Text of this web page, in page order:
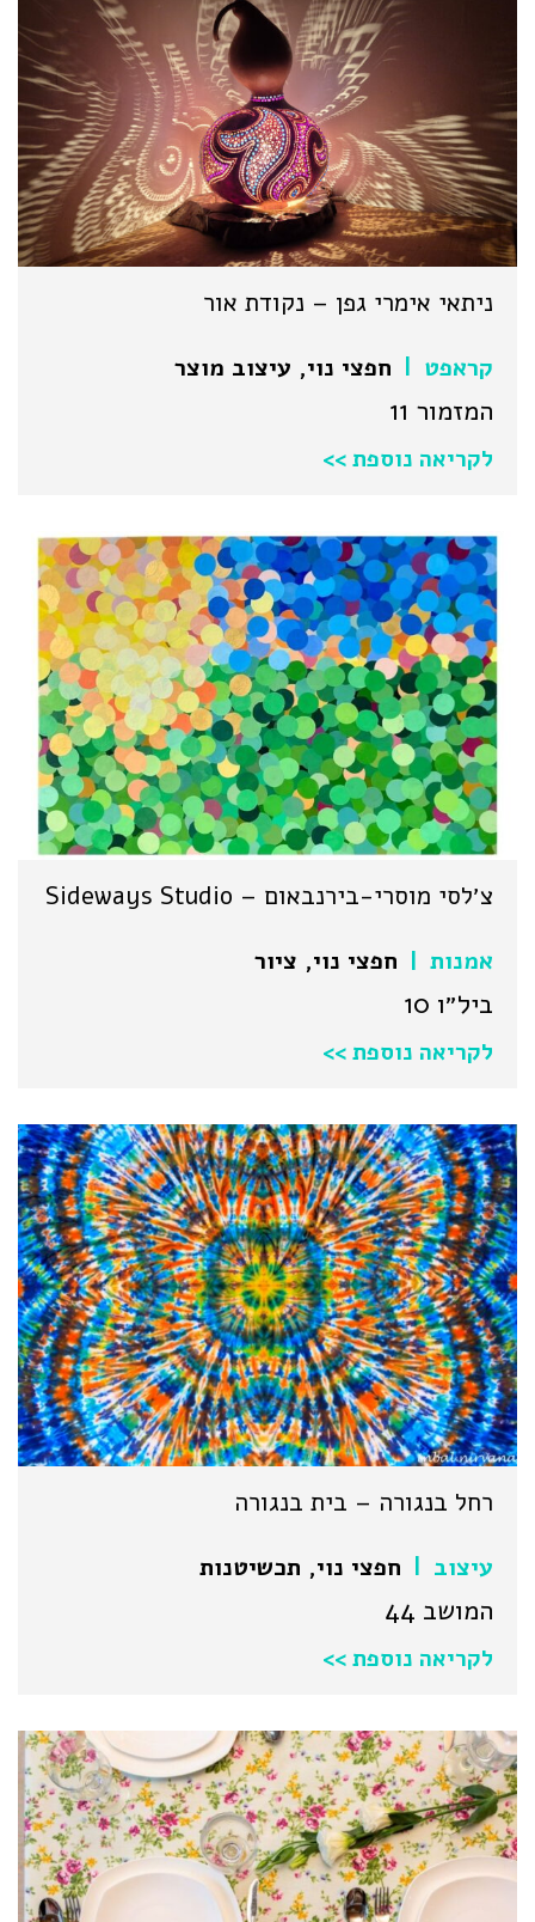
ניתאי אימרי גפן – נקודת אור
קראפט | חפצי נוי, עיצוב מוצר
המזמור 11
לקריאה נוספת >>
צ׳לסי מוסרי-בירנבאום – Sideways Studio
אמנות | חפצי נוי, ציור
ביל״ו 10
לקריאה נוספת >>
רחל בנגורה – בית בנגורה
עיצוב חפצי נוי, תכשיטנות
המושב 44
לקריאה נוספת >>